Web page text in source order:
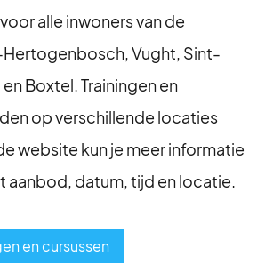
alle inwoners van de
Hertogenbosch, Vught, Sint-
Boxtel. Trainingen en
op verschillende locaties
website kun je meer informatie
aanbod, datum, tijd en locatie.
en cursussen